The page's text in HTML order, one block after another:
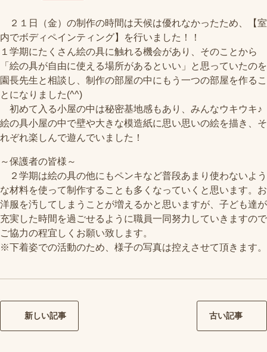
２１日（金）の制作の時間は天候は優れなかったため、【室
内でボディペインティング】を行いました！！
１学期にたくさん絵の具に触れる機会があり、そのことから
「絵の具が自由に使える場所があるといい」と思っていたのを
園長先生と相談し、制作の部屋の中にもう一つの部屋を作るこ
とになりました(^^)
初めて入る小屋の中は秘密基地感もあり、みんなウキウキ♪
絵の具小屋の中で壁や大きな模造紙に思い思いの絵を描き、そ
れぞれ楽しんで遊んでいました！
～保護者の皆様～
２学期は絵の具の他にもペンキなど普段あまり使わないよう
な材料を使って制作することも多くなっていくと思います。お
洋服を汚してしまうことが増えるかと思いますが、子ども達が
充実した時間を過ごせるように職員一同努力していきますので
ご協力の程宜しくお願い致します。
※下着姿での活動のため、様子の写真は控えさせて頂きます。
新しい記事 古い記事